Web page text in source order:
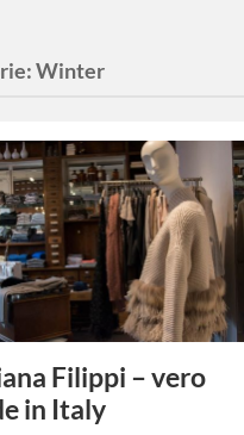
Winter
Filippi – vero
in Italy